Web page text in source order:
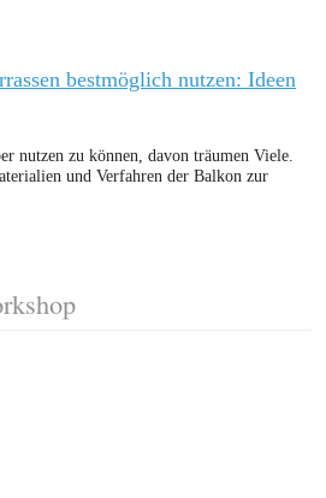
bestmöglich nutzen: Ideen
nutzen zu können, davon träumen Viele.
und Verfahren der Balkon zur